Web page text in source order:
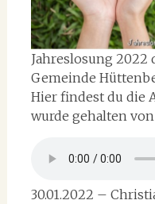
Jahreslosung 2022
Gemeinde
Hier findest du die
wurde gehalten
30.01.2022 –